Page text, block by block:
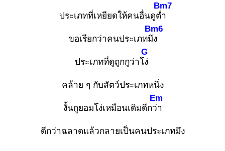
ประเภทที่เหยียดให้คนอื่นดูต่ำ
Bm7
ขอเรียกว่าคนประเภทมึง
Bm6
ประเภทที่ดูถูกกูว่าโง่
G
คล้าย ๆ กับสัตว์ประเภทหนึ่ง
งั้นกูยอมโง่เหมือนเดิมดีกว่า
Em
ดีกว่าฉลาดแล้วกลายเป็นคนประเภทมึง